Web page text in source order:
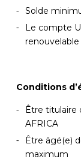
Solde
Le compte
Conditions
Être titulaire
AFRICA
Être âgé(e)
maximum